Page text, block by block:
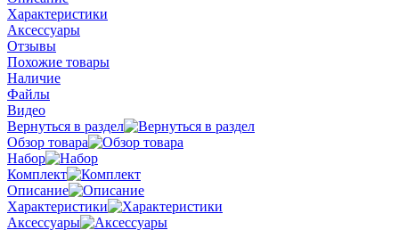
Характеристики
Аксессуары
Отзывы
Похожие товары
Наличие
Файлы
Видео
Вернуться в раздел
Обзор товара
Набор
Комплект
Описание
Характеристики
Аксессуары